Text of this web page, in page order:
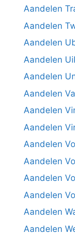
Aandelen
Aandelen
Aandelen
Aandelen
Aandelen
Aandelen
Aandelen
Aandelen
Aandelen
Aandelen
Aandelen
Aandelen
Aandelen
Aandelen